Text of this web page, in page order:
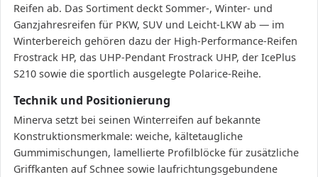
Reifen ab. Das Sortiment deckt Sommer-, Winter- und
Ganzjahresreifen für PKW, SUV und Leicht-LKW ab — im
Winterbereich gehören dazu der High-Performance-Reifen
Frostrack HP, das UHP-Pendant Frostrack UHP, der IcePlus
S210 sowie die sportlich ausgelegte Polarice-Reihe.
Technik und Positionierung
Minerva setzt bei seinen Winterreifen auf bekannte
Konstruktionsmerkmale: weiche, kältetaugliche
Gummimischungen, lamellierte Profilblöcke für zusätzliche
Griffkanten auf Schnee sowie laufrichtungsgebundene